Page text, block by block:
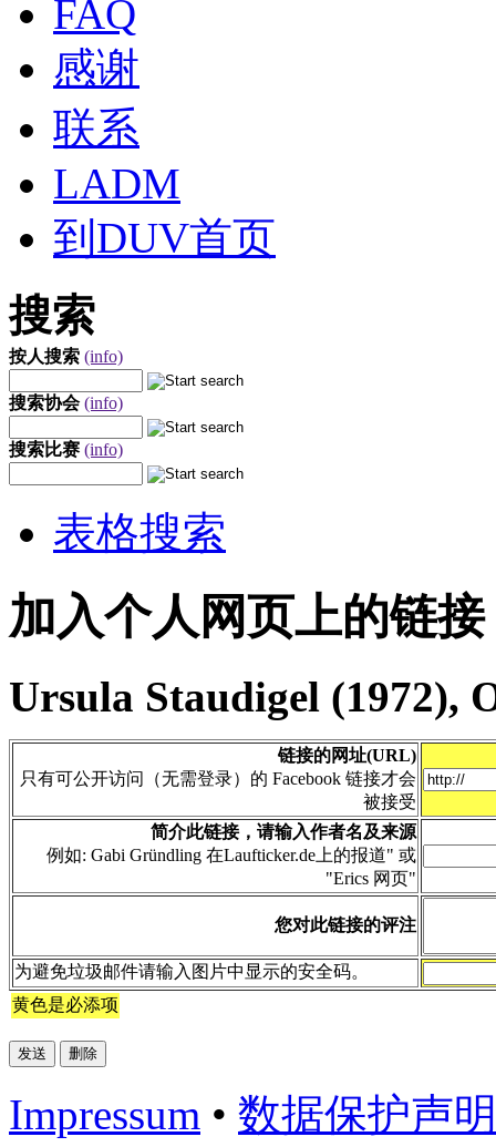
FAQ
感谢
联系
LADM
到DUV首页
搜索
按人搜索 (info)
搜索协会 (info)
搜索比赛 (info)
表格搜索
加入个人网页上的链接
Ursula Staudigel (1972),
链接的网址(URL)
只有可公开访问（无需登录）的 Facebook 链接才会
被接受
简介此链接，请输入作者名及来源
例如: Gabi Gründling 在Laufticker.de上的报道" 或
"Erics 网页"
您对此链接的评注
为避免垃圾邮件请输入图片中显示的安全码。
黄色是必添项
Impressum • 数据​保护​声明